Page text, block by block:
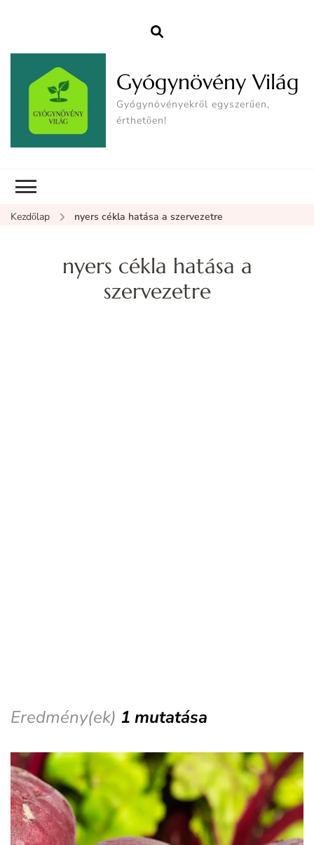
Gyógynövény Világ
Gyógynövényekről egyszerűen,
érthetően!
Kezdőlap nyers cékla hatása a szervezetre
nyers cékla hatása a
szervezetre
Eredmény(ek) 1 mutatása